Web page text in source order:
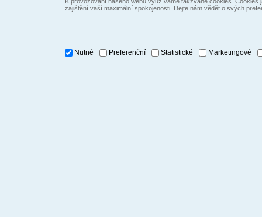
zajištění vaší maximální spokojenosti. Dejte nám vědět o svých
Nutné Preferenční Statistické Marketingové